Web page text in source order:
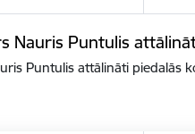
Nauris Puntulis
Puntulis attālināti piedalās